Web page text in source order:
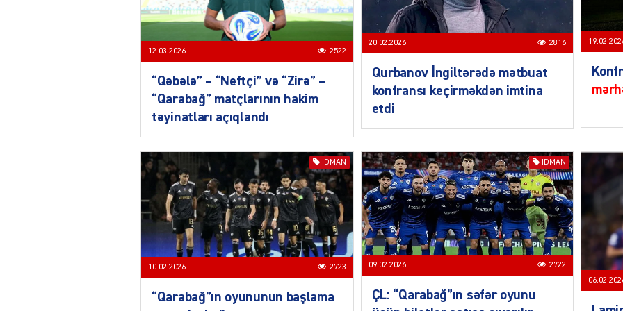
12.03.2026 2522
“Qəbələ” – “Neftçi” və “Zirə” –
“Qarabağ” matçlarının hakim
təyinatları açıqlandı
20.02.2026 2816
Qurbanov İngiltərədə mətbuat
konfransı keçirməkdən imtina
etdi
İDMAN
10.02.2026 2723
“Qarabağ”ın oyununun başlama
İDMAN
09.02.2026 2722
ÇL: “Qarabağ”ın səfər oyunu